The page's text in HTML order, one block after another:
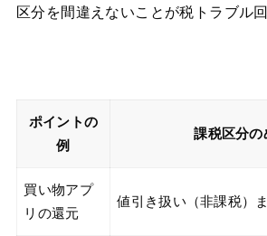
区分を間違えないことが税トラブル
ポイントの
例
課税区分の
買い物アプ
リの還元
値引き扱い（非課税）